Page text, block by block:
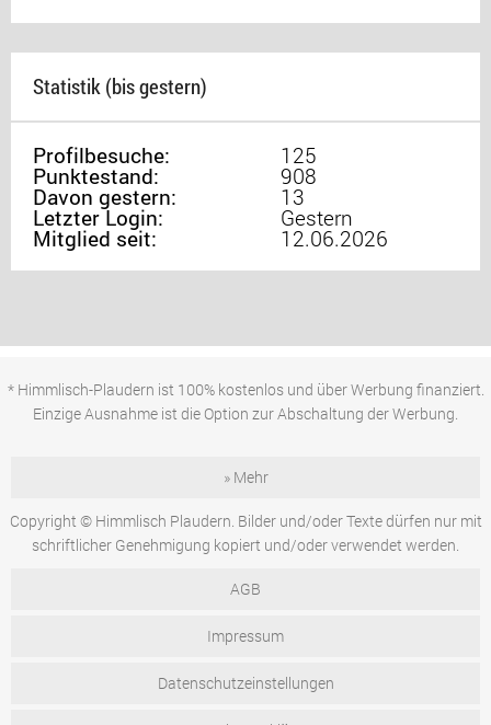
Statistik (bis gestern)
Profilbesuche: 125
Punktestand: 908
Davon gestern: 13
Letzter Login: Gestern
Mitglied seit: 12.06.2026
* Himmlisch-Plaudern ist 100% kostenlos und über Werbung finanziert.
Einzige Ausnahme ist die Option zur Abschaltung der Werbung.
» Mehr
Copyright © Himmlisch Plaudern. Bilder und/oder Texte dürfen nur mit
schriftlicher Genehmigung kopiert und/oder verwendet werden.
AGB
Impressum
Datenschutzeinstellungen